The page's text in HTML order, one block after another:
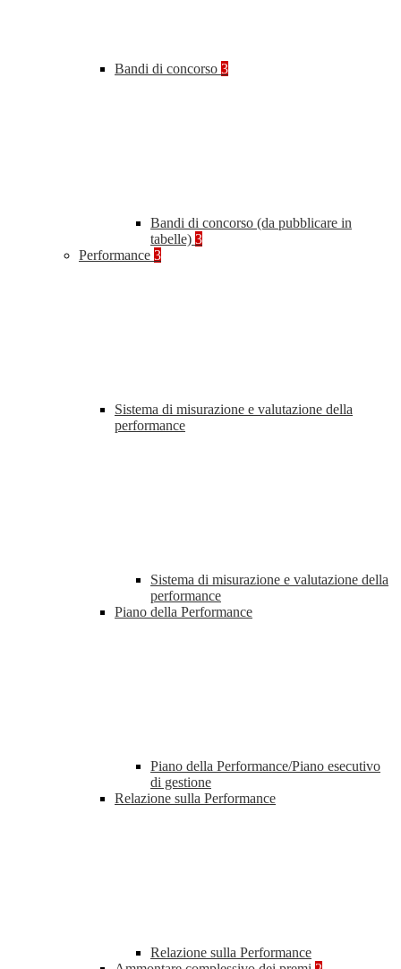
Bandi di concorso 3
Bandi di concorso (da pubblicare in
tabelle) 3
Performance 3
Sistema di misurazione e valutazione della
performance
Sistema di misurazione e valutazione della
performance
Piano della Performance
Piano della Performance/Piano esecutivo
di gestione
Relazione sulla Performance
Relazione sulla Performance